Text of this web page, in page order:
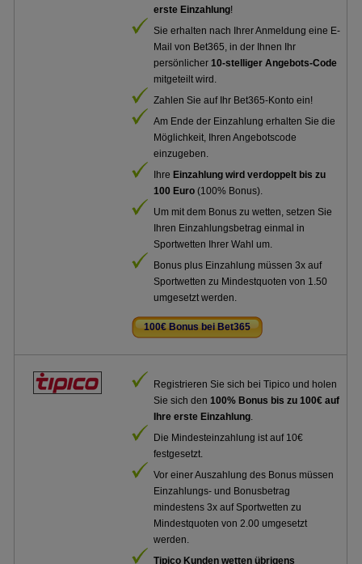
erste Einzahlung!
Sie erhalten nach Ihrer Anmeldung eine E-
Mail von Bet365, in der Ihnen Ihr
persönlicher10-stelliger Angebots-Code
mitgeteilt wird.
Zahlen Sie auf Ihr Bet365-Konto ein!
Am Ende der Einzahlung erhalten Sie die
Möglichkeit, Ihren Angebotscode
einzugeben.
Ihre Einzahlung wird verdoppelt bis zu
100 Euro (100% Bonus).
Um mit dem Bonus zu wetten, setzen Sie
Ihren Einzahlungsbetrag einmal in
Sportwetten Ihrer Wahl um.
Bonus plus Einzahlung müssen 3x auf
Sportwetten zu Mindestquoten von 1.50
umgesetzt werden.
100€ Bonus bei Bet365
Registrieren Sie sich bei Tipico und holen
Sie sich den100% Bonus bis zu 100€ auf
Ihre erste Einzahlung.
Die Mindesteinzahlung ist auf 10€
festgesetzt.
Vor einer Auszahlung des Bonus müssen
Einzahlungs- und Bonusbetrag
mindestens 3x auf Sportwetten zu
Mindestquoten von 2.00 umgesetzt
werden.
Tipico Kunden wetten übrigens